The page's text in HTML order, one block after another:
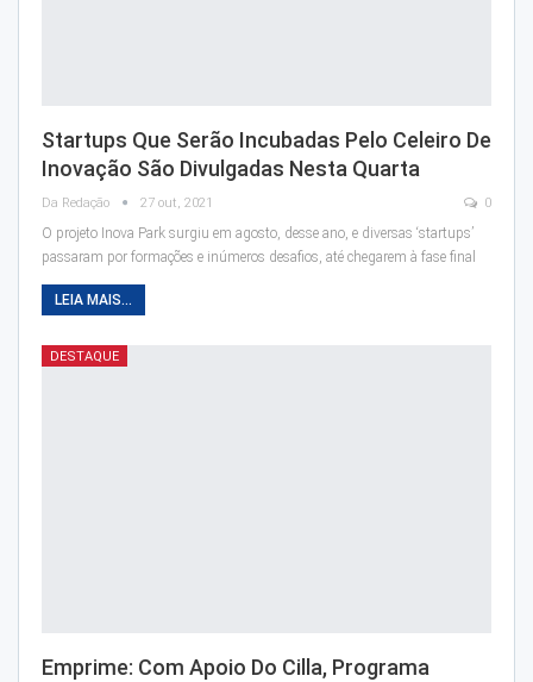
Startups Que Serão Incubadas Pelo Celeiro De
Inovação São Divulgadas Nesta Quarta
Da Redação 27 out, 2021 0
O projeto Inova Park surgiu em agosto, desse ano, e diversas ‘startups’
passaram por formações e inúmeros desafios, até chegarem à fase final
LEIA MAIS...
DESTAQUE
Emprime: Com Apoio Do Cilla, Programa